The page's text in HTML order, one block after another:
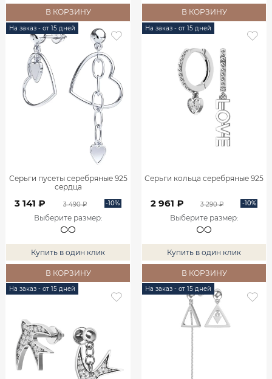
В КОРЗИНУ В КОРЗИНУ
На заказ - от 15 дней
Серьги пусеты серебряные 925
сердца
3 141 ₽ 3 490 ₽ -10%
Выберите размер:
Купить в один клик
В КОРЗИНУ
На заказ - от 15 дней
Серьги кольца серебряные 925
2 961 ₽ 3 290 ₽ -10%
Выберите размер:
Купить в один клик
В КОРЗИНУ
На заказ - от 15 дней На заказ - от 15 дней